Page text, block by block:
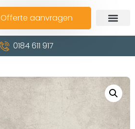
Offerte aanvragen
0184 611 917